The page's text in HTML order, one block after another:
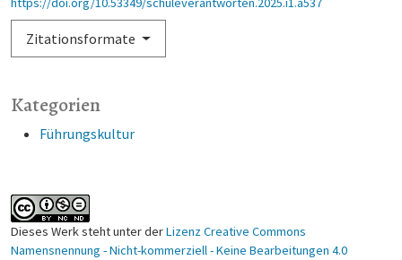
Kategorien
Führungskultur
Zitationsformate
Dieses Werk steht unter derLizenz Creative Commons
Namensnennung - Nicht-kommerziell - Keine Bearbeitungen 4.0